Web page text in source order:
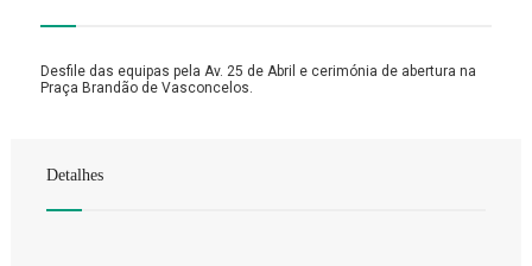
Desfile das equipas pela Av. 25 de Abril e cerimónia de abertura na
Praça Brandão de Vasconcelos.
Detalhes